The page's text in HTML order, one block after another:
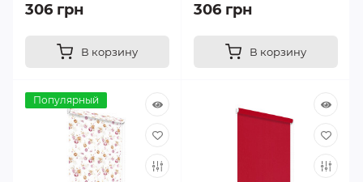
306 грн
В корзину
306 грн
В корзину
Популярный